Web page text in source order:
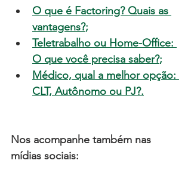
O que é Factoring? Quais as
vantagens?;
Teletrabalho ou Home-Office:
O que você precisa saber?;
Médico, qual a melhor opção:
CLT, Autônomo ou PJ?.
Nos acompanhe também nas
mídias sociais: